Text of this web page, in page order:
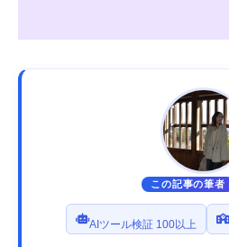
この記事の筆者
AIツール検証 100以上